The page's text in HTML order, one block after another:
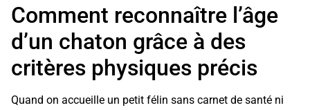
Comment reconnaître l’âge
d’un chaton grâce à des
critères physiques précis
Quand on accueille un petit félin sans carnet de santé ni